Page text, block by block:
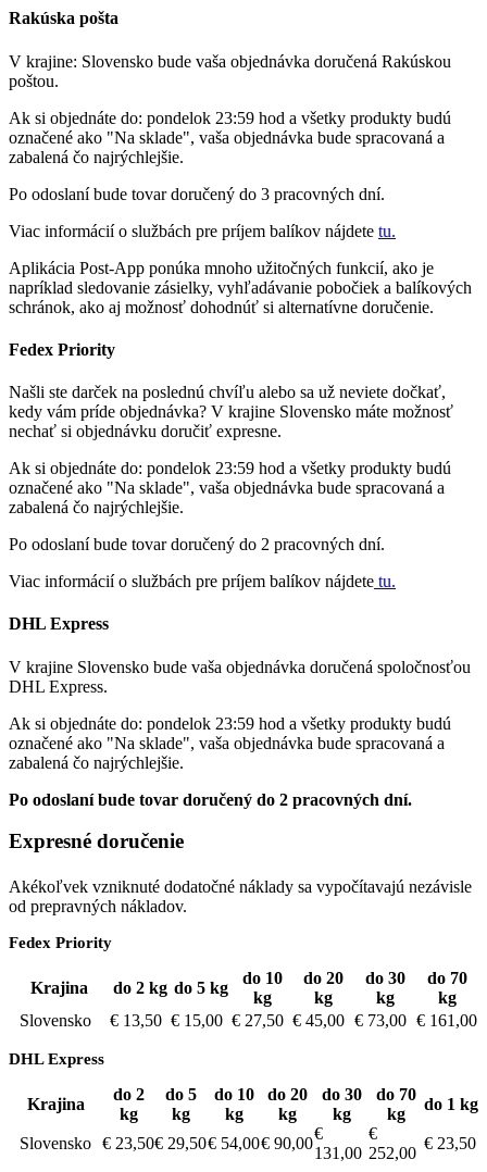
Rakúska pošta
V krajine: Slovensko bude vaša objednávka doručená Rakúskou
poštou.
Ak si objednáte do: pondelok 23:59 hod a všetky produkty budú
označené ako "Na sklade", vaša objednávka bude spracovaná a
zabalená čo najrýchlejšie.
Po odoslaní bude tovar doručený do 3 pracovných dní.
Viac informácií o službách pre príjem balíkov nájdete tu.
Aplikácia Post-App ponúka mnoho užitočných funkcií, ako je
napríklad sledovanie zásielky, vyhľadávanie pobočiek a balíkových
schránok, ako aj možnosť dohodnúť si alternatívne doručenie.
Fedex Priority
Našli ste darček na poslednú chvíľu alebo sa už neviete dočkať,
kedy vám príde objednávka? V krajine Slovensko máte možnosť
nechať si objednávku doručiť expresne.
Ak si objednáte do: pondelok 23:59 hod a všetky produkty budú
označené ako "Na sklade", vaša objednávka bude spracovaná a
zabalená čo najrýchlejšie.
Po odoslaní bude tovar doručený do 2 pracovných dní.
Viac informácií o službách pre príjem balíkov nájdete tu.
DHL Express
V krajine Slovensko bude vaša objednávka doručená spoločnosťou
DHL Express.
Ak si objednáte do: pondelok 23:59 hod a všetky produkty budú
označené ako "Na sklade", vaša objednávka bude spracovaná a
zabalená čo najrýchlejšie.
Po odoslaní bude tovar doručený do 2 pracovných dní.
Expresné doručenie
Akékoľvek vzniknuté dodatočné náklady sa vypočítavajú nezávisle
od prepravných nákladov.
Fedex Priority
Krajina do 2 kg do 5 kg
do 10
kg
do 20
kg
do 30
kg
do 70
kg
Slovensko
€ 13,50 € 15,00 € 27,50 € 45,00 € 73,00 € 161,00
DHL Express
Krajina
do 2
kg
do 5
kg
do 10
kg
do 20
kg
do 30
kg
do 70
kg
do 1 kg
Slovensko € 23,50€ 29,50€ 54,00€ 90,00
€
131,00
€
252,00
€ 23,50